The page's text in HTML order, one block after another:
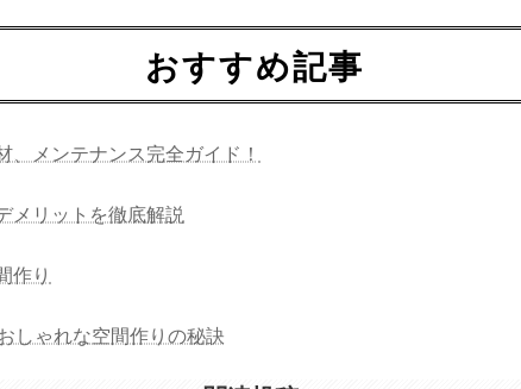
おすすめ記事
メンテナンス完全ガイド！
メリットを徹底解説
作り
しゃれな空間作りの秘訣